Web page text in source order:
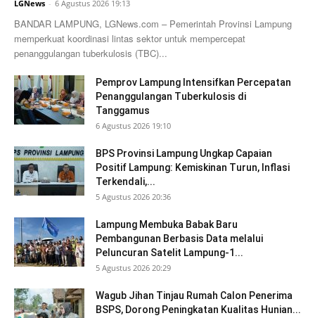
LGNews - 6 Agustus 2026 19:13
BANDAR LAMPUNG, LGNews.com – Pemerintah Provinsi Lampung
memperkuat koordinasi lintas sektor untuk mempercepat
penanggulangan tuberkulosis (TBC)...
Pemprov Lampung Intensifkan Percepatan
Penanggulangan Tuberkulosis di
Tanggamus
6 Agustus 2026 19:10
BPS Provinsi Lampung Ungkap Capaian
Positif Lampung: Kemiskinan Turun, Inflasi
Terkendali,...
5 Agustus 2026 20:36
Lampung Membuka Babak Baru
Pembangunan Berbasis Data melalui
Peluncuran Satelit Lampung-1...
5 Agustus 2026 20:29
Wagub Jihan Tinjau Rumah Calon Penerima
BSPS, Dorong Peningkatan Kualitas Hunian...